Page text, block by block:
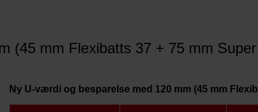
(45 mm Flexibatts 37 + 75 mm
Ny U-værdi og besparelse med 120 mm (45 mm